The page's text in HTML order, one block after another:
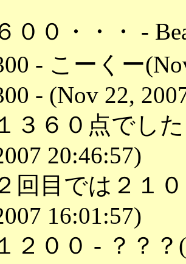
００・・・ -
- こーくー
- (Nov 22,
３６０点でし
20:46:57)
回目では２１
16:01:57)
２００ - ？？？